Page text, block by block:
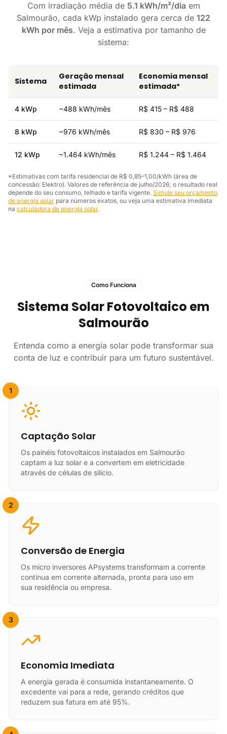
Com irradiação média de 5.1 kWh/m²/dia em
Salmourão, cada kWp instalado gera cerca de 122
kWh por mês. Veja a estimativa por tamanho de
sistema:
Sistema
Geração mensal
estimada
Economia mensal
estimada*
4 kWp ~488 kWh/mês R$ 415 – R$ 488
8 kWp ~976 kWh/mês R$ 830 – R$ 976
12 kWp ~1.464 kWh/mês R$ 1.244 – R$ 1.464
*Estimativas com tarifa residencial de R$ 0,85–1,00/kWh (área de
concessão: Elektro). Valores de referência de julho/2026; o resultado real
depende do seu consumo, telhado e tarifa vigente. Simule seu orçamento
de energia solar para números exatos, ou veja uma estimativa imediata
na calculadora de energia solar.
Como Funciona
Sistema Solar Fotovoltaico em
Salmourão
Entenda como a energia solar pode transformar sua
conta de luz e contribuir para um futuro sustentável.
1
Captação Solar
Os painéis fotovoltaicos instalados em Salmourão
captam a luz solar e a convertem em eletricidade
através de células de silício.
2
Conversão de Energia
Os micro inversores APsystems transformam a corrente
contínua em corrente alternada, pronta para uso em
sua residência ou empresa.
3
Economia Imediata
A energia gerada é consumida instantaneamente. O
excedente vai para a rede, gerando créditos que
reduzem sua fatura em até 95%.